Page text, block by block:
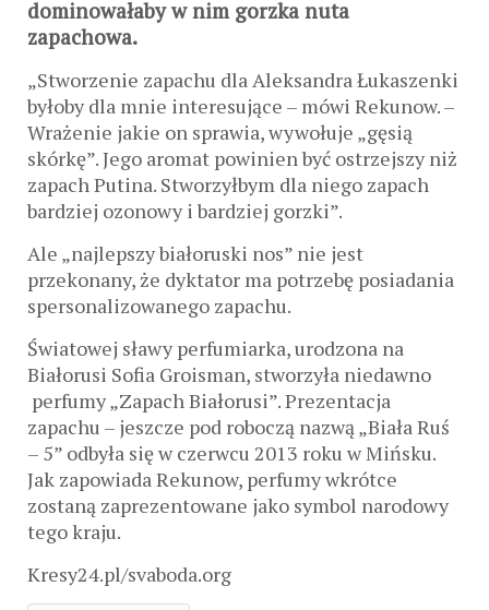
dominowałaby w nim gorzka nuta
zapachowa.
„Stworzenie zapachu dla Aleksandra Łukaszenki
byłoby dla mnie interesujące – mówi Rekunow. –
Wrażenie jakie on sprawia, wywołuje „gęsią
skórkę”. Jego aromat powinien być ostrzejszy niż
zapach Putina. Stworzyłbym dla niego zapach
bardziej ozonowy i bardziej gorzki”.
Ale „najlepszy białoruski nos” nie jest
przekonany, że dyktator ma potrzebę posiadania
spersonalizowanego zapachu.
Światowej sławy perfumiarka, urodzona na
Białorusi Sofia Groisman, stworzyła niedawno
perfumy „Zapach Białorusi”. Prezentacja
zapachu – jeszcze pod roboczą nazwą „Biała Ruś
– 5” odbyła się w czerwcu 2013 roku w Mińsku.
Jak zapowiada Rekunow, perfumy wkrótce
zostaną zaprezentowane jako symbol narodowy
tego kraju.
Kresy24.pl/svaboda.org